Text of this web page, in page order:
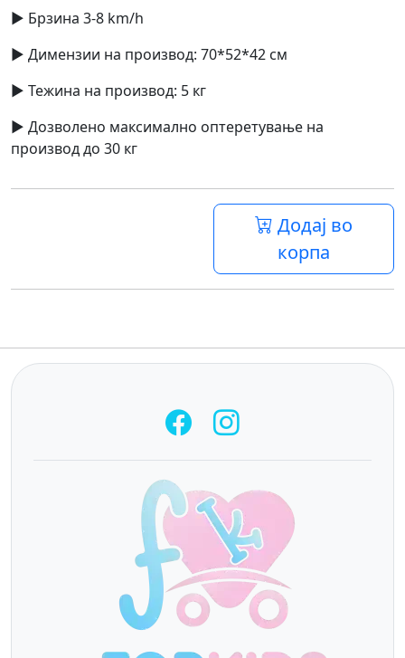
► Брзина 3-8 km/h
► Димензии на производ: 70*52*42 см
► Тежина на производ: 5 кг
► Дозволено максимално оптеретување на
производ до 30 кг
Додај во
корпа